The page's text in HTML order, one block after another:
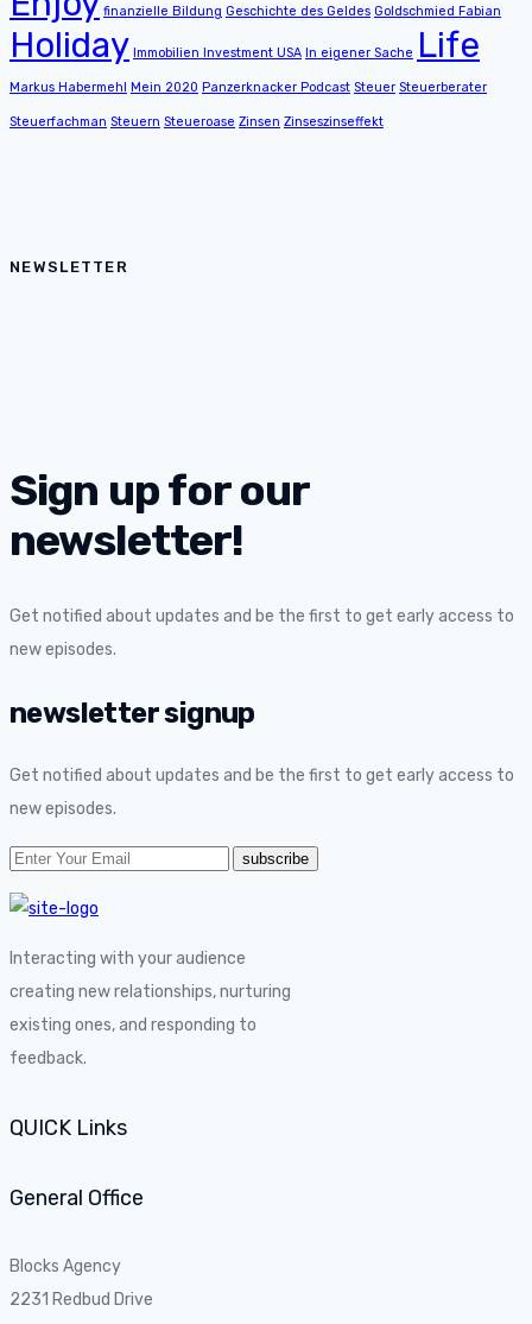
finanzielle Bildung Geschichte des Geldes Goldschmied Fabian
Holiday Immobilien Investment USA In eigener Sache Life
Markus Habermehl Mein 2020 Panzerknacker Podcast Steuer Steuerberater
Steuerfachman Steuern Steueroase Zinsen Zinseszinseffekt
NEWSLETTER
Sign up for our
newsletter!
Get notified about updates and be the first to get early access to
new episodes.
newsletter signup
Get notified about updates and be the first to get early access to
new episodes.
Interacting with your audience
creating new relationships, nurturing
existing ones, and responding to
feedback.
QUICK Links
General Office
Blocks Agency
2231 Redbud Drive